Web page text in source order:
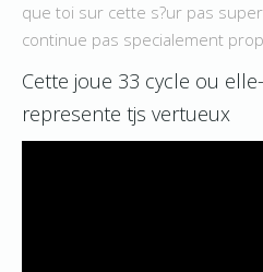
que toi sur cette s?ur pas
continue pas specialement
Cette joue 33 cycle ou
represente tjs vertueux